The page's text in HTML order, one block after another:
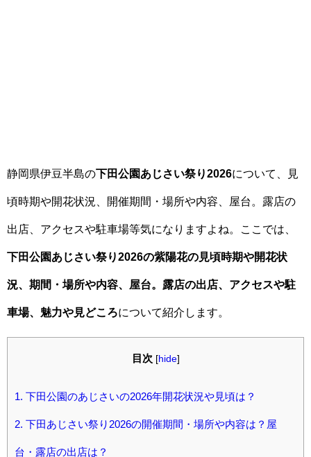
静岡県伊豆半島の下田公園あじさい祭り2026について、見
頃時期や開花状況、開催期間・場所や内容、屋台。露店の
出店、アクセスや駐車場等気になりますよね。ここでは、
下田公園あじさい祭り2026の紫陽花の見頃時期や開花状
況、期間・場所や内容、屋台。露店の出店、アクセスや駐
車場、魅力や見どころについて紹介します。
目次 [hide]
1. 下田公園のあじさいの2026年開花状況や見頃は？
2. 下田あじさい祭り2026の開催期間・場所や内容は？屋
台・露店の出店は？